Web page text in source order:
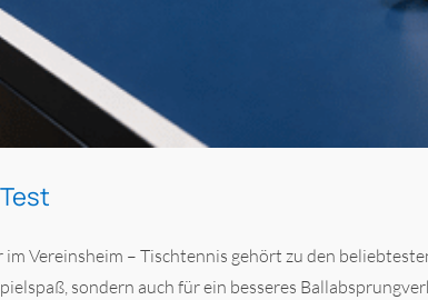
im Vereinsheim – Tischtennis gehört zu den
sondern auch für ein besseres